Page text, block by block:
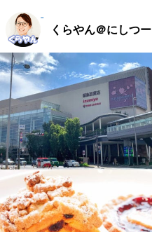
くらやん＠にしつー